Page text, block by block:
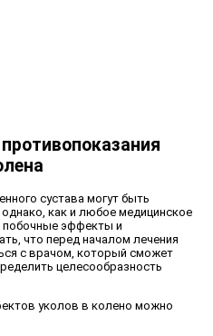
сустава могут быть
как и любое медицинское
эффекты и
что перед началом лечения
с врачом, который сможет
целесообразность
уколов в колено можно